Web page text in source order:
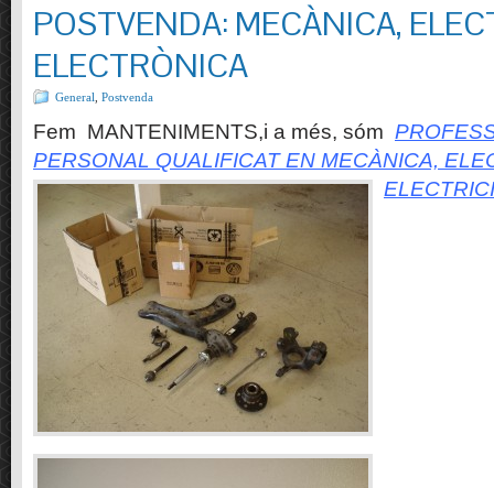
POSTVENDA: MECÀNICA,
ELECTRÒNICA
General Postvenda
Fem MANTENIMENTS,i a més, sóm
PERSONAL QUALIFICAT EN MECÀNICA,